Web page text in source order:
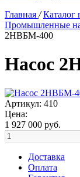
Главная / Каталог
Промышленные
2НВБМ-400
Насос
Артикул: 410
Цена:
1 927 000 руб.
Доставка
Оплата